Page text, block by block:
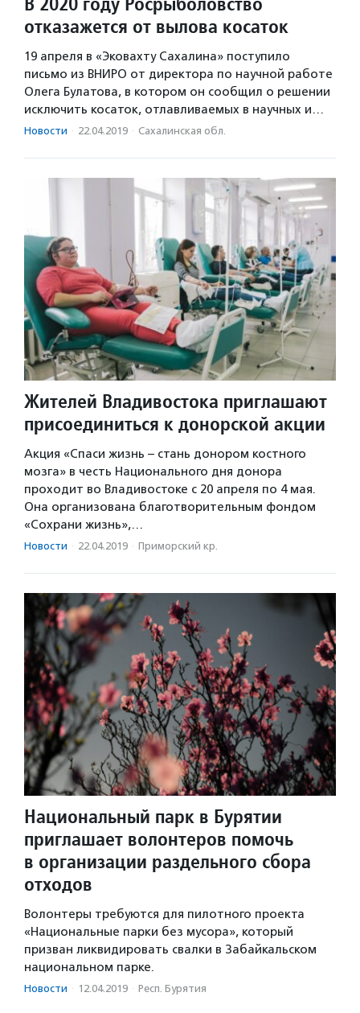
отказажется от вылова косаток
19 апреля в «Эковахту Сахалина» поступило
письмо из ВНИРО от директора по научной работе
Олега Булатова, в котором он сообщил о решении
исключить косаток, отлавливаемых в научных и…
Новости · 22.04.2019 · Сахалинская обл.
Жителей Владивостока приглашают
присоединиться к донорской акции
Акция «Спаси жизнь – стань донором костного
мозга» в честь Национального дня донора
проходит во Владивостоке с 20 апреля по 4 мая.
Она организована благотворительным фондом
«Сохрани жизнь»,…
Новости · 22.04.2019 · Приморский кр.
Национальный парк в Бурятии
приглашает волонтеров помочь
в организации раздельного сбора
отходов
Волонтеры требуются для пилотного проекта
«Национальные парки без мусора», который
призван ликвидировать свалки в Забайкальском
национальном парке.
Новости · 12.04.2019 · Респ. Бурятия